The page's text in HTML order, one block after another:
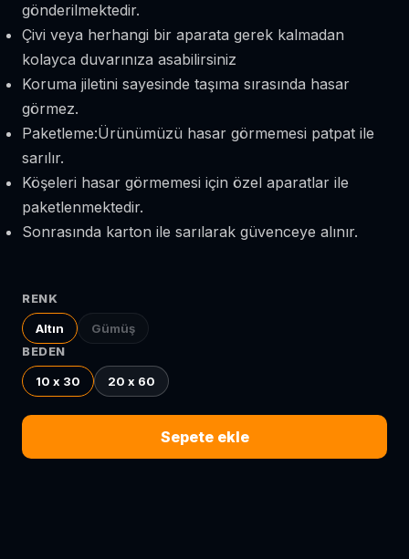
gönderilmektedir.
Çivi veya herhangi bir aparata gerek kalmadan
kolayca duvarınıza asabilirsiniz
Koruma jiletini sayesinde taşıma sırasında hasar
görmez.
Paketleme:Ürünümüzü hasar görmemesi patpat ile
sarılır.
Köşeleri hasar görmemesi için özel aparatlar ile
paketlenmektedir.
Sonrasında karton ile sarılarak güvenceye alınır.
RENK
Altın
Gümüş
BEDEN
10 x 30 20 x 60
Sepete ekle